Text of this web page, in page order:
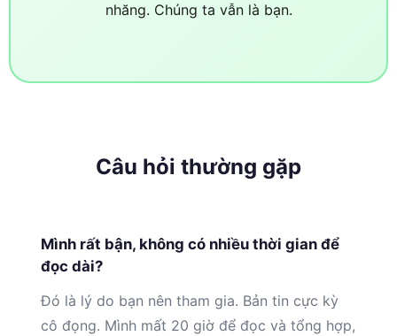
nhăng. Chúng ta vẫn là bạn.
Câu hỏi thường gặp
Mình rất bận, không có nhiều thời gian để
đọc dài?
Đó là lý do bạn nên tham gia. Bản tin cực kỳ
cô đọng. Mình mất 20 giờ để đọc và tổng hợp,